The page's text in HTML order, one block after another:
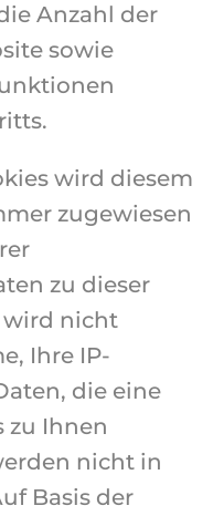
Anzahl der
sowie
wird diesem
zugewiesen
zu dieser
nicht
Ihre IP-
die eine
zu Ihnen
nicht in
Basis der